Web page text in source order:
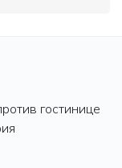
гостинице